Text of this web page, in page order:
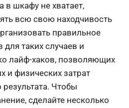
в шкафу не хватает,
всю свою находчивость
правильное
таких случаев и
лайф-хаков, позволяющих
и физических затрат
Чтобы
сделайте несколько